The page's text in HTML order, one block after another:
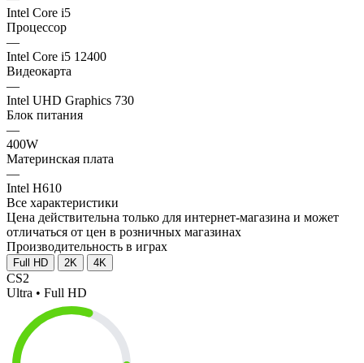
Intel Core i5
Процессор
—
Intel Core i5 12400
Видеокарта
—
Intel UHD Graphics 730
Блок питания
—
400W
Материнская плата
—
Intel H610
Все характеристики
Цена действительна только для интернет-магазина и может
отличаться от цен в розничных магазинах
Производительность в играх
Full HD 2K 4K
CS2
Ultra • Full HD